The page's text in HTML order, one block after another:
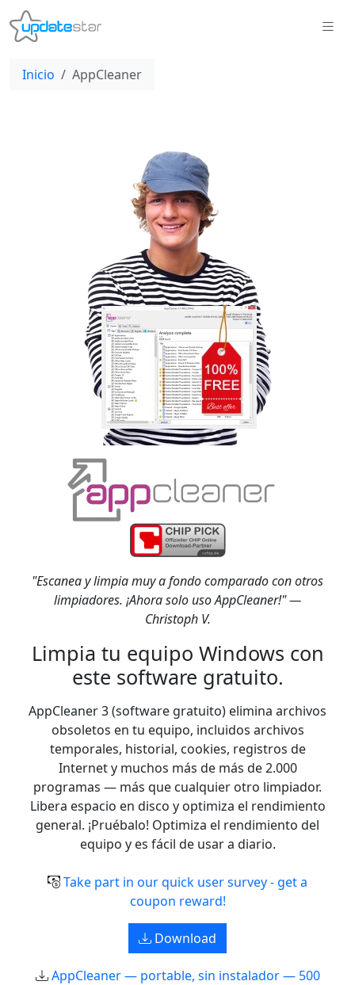
Inicio AppCleaner
"Escanea y limpia muy a fondo comparado con otros
limpiadores. ¡Ahora solo uso AppCleaner!" —
Christoph V.
Limpia tu equipo Windows con
este software gratuito.
AppCleaner 3 (software gratuito) elimina archivos
obsoletos en tu equipo, incluidos archivos
temporales, historial, cookies, registros de
Internet y muchos más de más de 2.000
programas — más que cualquier otro limpiador.
Libera espacio en disco y optimiza el rendimiento
general. ¡Pruébalo! Optimiza el rendimiento del
equipo y es fácil de usar a diario.
Take part in our quick user survey - get a
coupon reward!
Download
AppCleaner — portable, sin instalador — 500